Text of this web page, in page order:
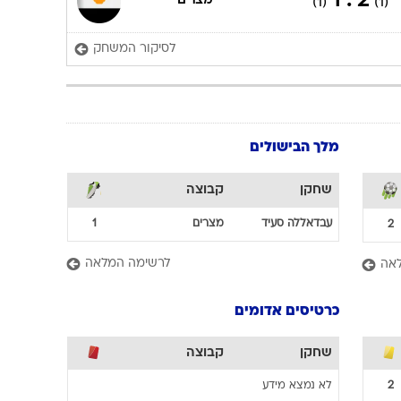
לסיקור המשחק
2
מלך הבישולים
שחקן קבוצה
עבדאללה סעיד מצרים 1
לרשימה המלאה
2
כרטיסים אדומים
שחקן קבוצה
לא נמצא מידע